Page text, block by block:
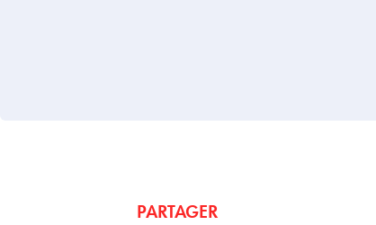
PARTAGER